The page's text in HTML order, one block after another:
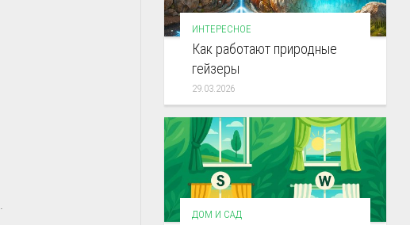
ИНТЕРЕСНОЕ
Как работают природные
гейзеры
29.03.2026
ДОМ И САД